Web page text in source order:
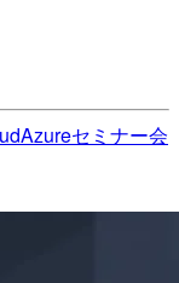
Azureセミナー会